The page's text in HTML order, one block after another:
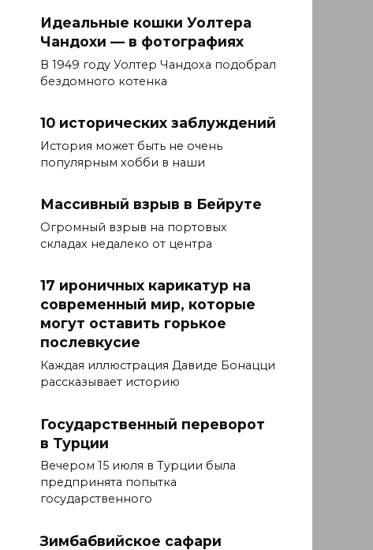
Идеальные кошки Уолтера
Чандохи — в фотографиях
В 1949 году Уолтер Чандоха подобрал
бездомного котенка
10 исторических заблуждений
История может быть не очень
популярным хобби в наши
Массивный взрыв в Бейруте
Огромный взрыв на портовых
складах недалеко от центра
17 ироничных карикатур на
современный мир, которые
могут оставить горькое
послевкусие
Каждая иллюстрация Давиде Бонацци
рассказывает историю
Государственный переворот
в Турции
Вечером 15 июля в Турции была
предпринята попытка
государственного
Зимбабвийское сафари